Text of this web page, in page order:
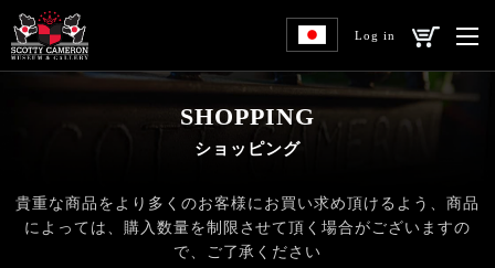
Log in
SHOPPING
ショッピング
貴重な商品をより多くのお客様にお買い求め頂けるよう、 商品
によっては、購入数量を制限させて頂く場合がございますの
で、ご了承ください